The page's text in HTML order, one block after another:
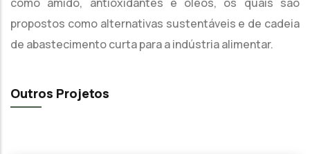
propostos como alternativas sustentáveis e de cadeia
de abastecimento curta para a indústria alimentar.
Outros Projetos